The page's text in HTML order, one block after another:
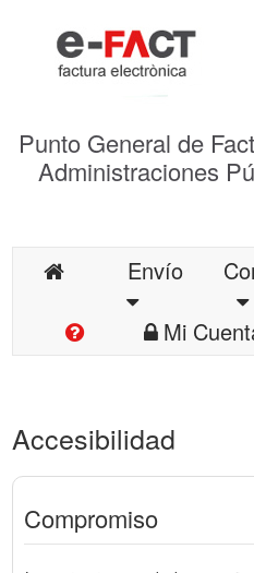
Punto General de
Administraciones
Envío
Mi
Accesibilidad
Compromiso